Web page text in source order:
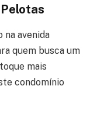
na avenida
quem busca um
mais
condomínio